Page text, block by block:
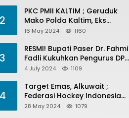
2
PKC PMII KALTIM ; Geruduk
Mako Polda Kaltim, Eks
Lubang Tambang Banyak
16 May 2024 1160
3
RESMI! Bupati Paser Dr. Fahmi
Fadli Kukuhkan Pengurus DPP
LAP 2024-2029
4 July 2024 1109
4
Target Emas, Alkuwait ;
Federasi Hockey Indonesia
Kota Balikpapan Siap Menjadi
28 May 2024 1079